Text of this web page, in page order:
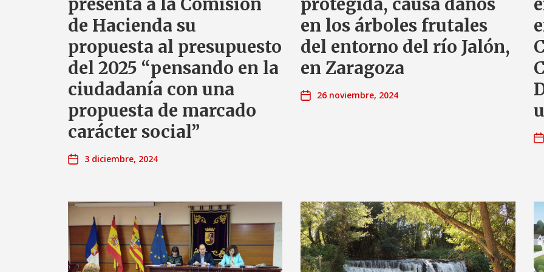
presenta a la Comisión
de Hacienda su
propuesta al presupuesto
del 2025 “pensando en la
ciudadanía con una
propuesta de marcado
carácter social”
3 diciembre, 2024
protegida, causa daños
en los árboles frutales
del entorno del río Jalón,
en Zaragoza
26 noviembre, 2024